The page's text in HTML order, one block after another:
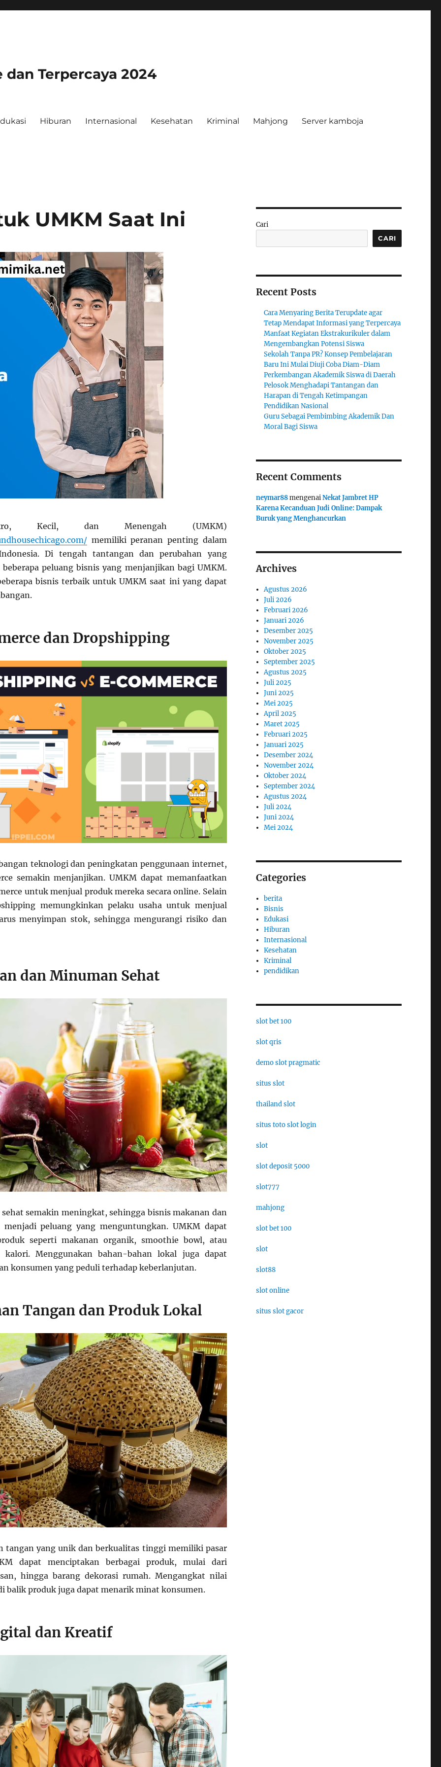
Terpercaya 2024
Hiburan Internasional Kesehatan Kriminal Mahjong Server kamboja
UMKM Saat Ini
Kecil, dan Menengah (UMKM)
memiliki peranan penting dalam
Di tengah tantangan dan perubahan yang
peluang bisnis yang menjanjikan bagi UMKM.
bisnis terbaik untuk UMKM saat ini yang dapat
dan Dropshipping
teknologi dan peningkatan penggunaan internet,
semakin menjanjikan. UMKM dapat memanfaatkan
untuk menjual produk mereka secara online. Selain
memungkinkan pelaku usaha untuk menjual
menyimpan stok, sehingga mengurangi risiko dan
dan Minuman Sehat
semakin meningkat, sehingga bisnis makanan dan
peluang yang menguntungkan. UMKM dapat
seperti makanan organik, smoothie bowl, atau
kalori. Menggunakan bahan-bahan lokal juga dapat
konsumen yang peduli terhadap keberlanjutan.
Tangan dan Produk Lokal
tangan yang unik dan berkualitas tinggi memiliki pasar
dapat menciptakan berbagai produk, mulai dari
hingga barang dekorasi rumah. Mengangkat nilai
balik produk juga dapat menarik minat konsumen.
dan Kreatif
Cari
CARI
Recent Posts
Cara Menyaring Berita Terupdate agar
Tetap Mendapat Informasi yang Terpercaya
Manfaat Kegiatan Ekstrakurikuler dalam
Mengembangkan Potensi Siswa
Sekolah Tanpa PR? Konsep Pembelajaran
Baru Ini Mulai Diuji Coba Diam-Diam
Perkembangan Akademik Siswa di Daerah
Pelosok Menghadapi Tantangan dan
Harapan di Tengah Ketimpangan
Pendidikan Nasional
Guru Sebagai Pembimbing Akademik Dan
Moral Bagi Siswa
Recent Comments
neymar88mengenaiNekat Jambret HP
Karena Kecanduan Judi Online: Dampak
Buruk yang Menghancurkan
Archives
Agustus 2026
Juli 2026
Februari 2026
Januari 2026
Desember 2025
November 2025
Oktober 2025
September 2025
Agustus 2025
Juli 2025
Juni 2025
Mei 2025
April 2025
Maret 2025
Februari 2025
Januari 2025
Desember 2024
November 2024
Oktober 2024
September 2024
Agustus 2024
Juli 2024
Juni 2024
Mei 2024
Categories
berita
Bisnis
Edukasi
Hiburan
Internasional
Kesehatan
Kriminal
pendidikan
slot bet 100
slot qris
demo slot pragmatic
situs slot
thailand slot
situs toto slot login
slot
slot deposit 5000
slot777
mahjong
slot bet 100
slot
slot88
slot online
situs slot gacor